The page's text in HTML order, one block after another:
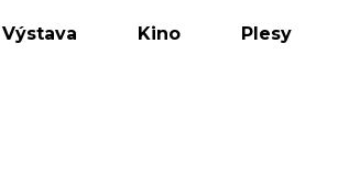
Výstava Kino Plesy